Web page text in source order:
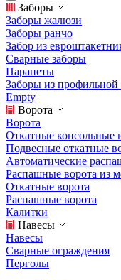
Заборы
Заборы жалюзи
Заборы ранчо
Забор из
Сварные заборы
Парапеты
Заборы из профильной
Empty
Ворота
Ворота
Откатные консольные
Подвесные откатные
Автоматические
Распашные ворота из
Откатные ворота
Распашные ворота
Калитки
Навесы
Навесы
Сварные ограждения
Перголы